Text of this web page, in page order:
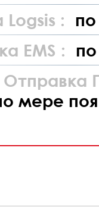
:
EMS :
Отправка
мере